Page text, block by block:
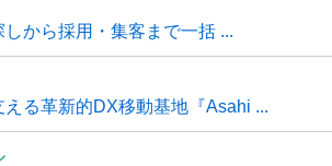
から採用・集客まで一括 ...
る革新的DX移動基地『Asahi ...